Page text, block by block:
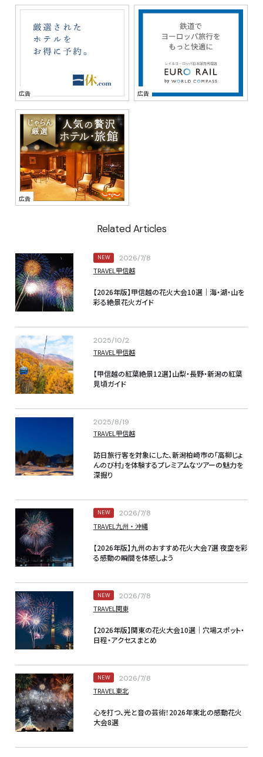
Related Articles
NEW
2026/7/8
TRAVEL甲信越
【2026年版】甲信越の花火大会10選｜海・湖・山を
彩る絶景花火ガイド
2025/10/2
TRAVEL 甲信越
【甲信越の紅葉絶景12選】山梨・長野・新潟の紅葉
見頃ガイド
2025/8/19
TRAVEL甲信越
訪日旅行客を対象にした、新潟柏崎市の「高柳じょ
んのび村」を体験するプレミアムなツアーの魅力を
深掘り
NEW
2026/7/8
TRAVEL 九州・沖縄
【2026年版】九州のおすすめ花火大会7選 夜空を彩
る感動の瞬間を体感しよう
NEW
2026/7/8
TRAVEL 関東
【2026年版】関東の花火大会10選｜穴場スポット・
日程・アクセスまとめ
NEW
2026/7/8
TRAVEL 東北
心を打つ、光と音の芸術！2026年東北の感動花火
大会8選